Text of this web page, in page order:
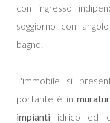
con ingresso
soggiorno con
bagno.
L'immobile si
portante è in
impianti idrico ed
Locali
minimi